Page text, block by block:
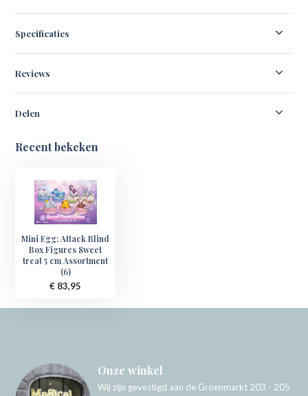
Specificaties
Reviews
Delen
Recent bekeken
Mini Egg: Attack Blind
Box Figures Sweet
treat 5 cm Assortment
(6)
€ 83,95
Onze winkel
Wij zijn gevestigd aan de Groenmarkt 203 - 205